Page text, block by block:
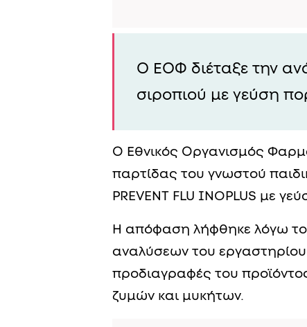
Ο ΕΟΦ διέταξε την
σιροπιού με γεύση
Ο Εθνικός Οργανισμός
παρτίδας του γνωστού
PREVENT FLU INOPLUS με
Η απόφαση λήφθηκε λόγω
αναλύσεων του
προδιαγραφές του
ζυμών και μυκήτων.